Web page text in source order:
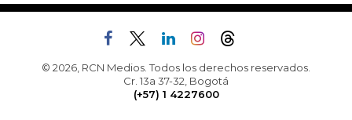
© 2026, RCN Medios. Todos los derechos reservados.
Cr. 13a 37-32, Bogotá
(+57) 1 4227600